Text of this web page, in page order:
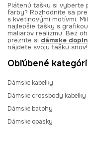
Plátenú tašku si vyberte
farby? Rozhodnite sa
s kvetinovými motívmi.
najlepšie tašky s
maliarov realizmu. Bez
prezrite si dámske
nájdete svoju tašku snov!
Obľúbené
Dámske kabelky
Dámske crossbody kabelky
Dámske batohy
Dámske opasky